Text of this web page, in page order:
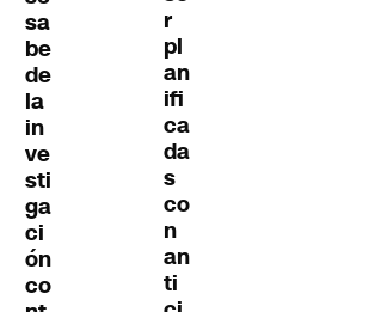
sa
be
de
la
in
ve
sti
ga
ci
ón
co
r
pl
an
ifi
ca
da
s
co
n
an
ti